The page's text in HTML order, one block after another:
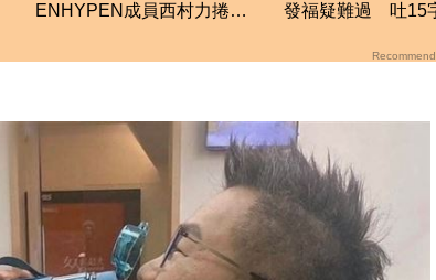
ENHYPEN成員西村力捲輕
發福疑難過 吐15